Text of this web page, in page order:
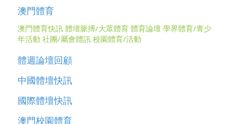
澳門體育
澳門體育快訊 體壇脈搏/大眾體育 體育論壇 學界體育/青少
年活動 社團/屬會體訊 校園體育/活動
體週論壇回顧
中國體壇快訊
國際體壇快訊
澳門校園體育